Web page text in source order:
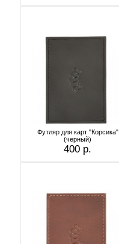
Футляр для карт "Корсика"
(черный)
400 р.